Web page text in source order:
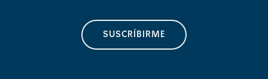
SUSCRÍBIRME